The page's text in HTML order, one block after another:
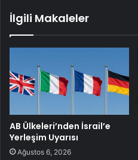
İlgili Makaleler
AB Ülkeleri’nden İsrail’e
Yerleşim Uyarısı
Ağustos 6, 2026